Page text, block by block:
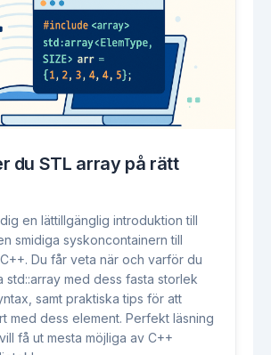
du STL array på rätt
en lättillgänglig introduktion till
smidiga syskoncontainern till
Du får veta när och varför du
std::array med dess fasta storlek
samt praktiska tips för att
med dess element. Perfekt läsning
få ut mesta möjliga av C++